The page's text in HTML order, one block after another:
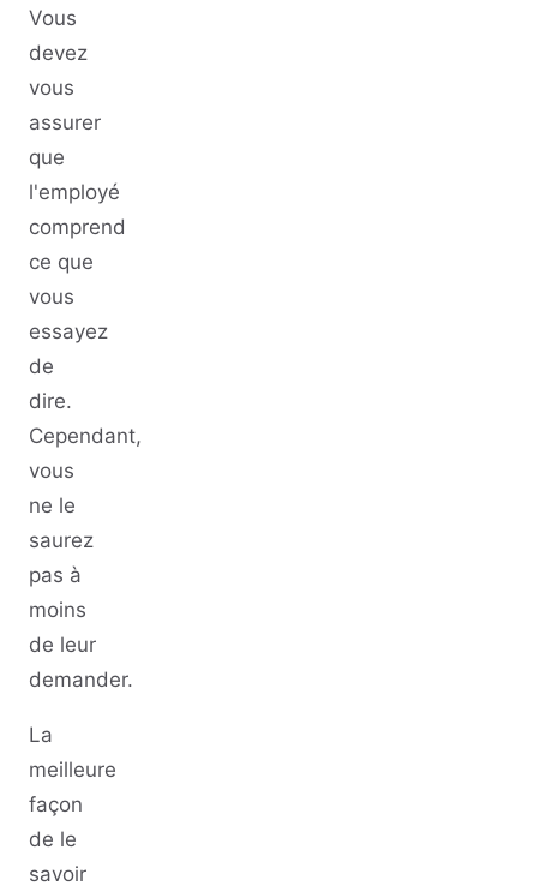
Vous
devez
vous
assurer
que
l'employé
comprend
ce que
vous
essayez
de
dire.
Cependant,
vous
ne le
saurez
pas à
moins
de leur
demander.
La
meilleure
façon
de le
savoir